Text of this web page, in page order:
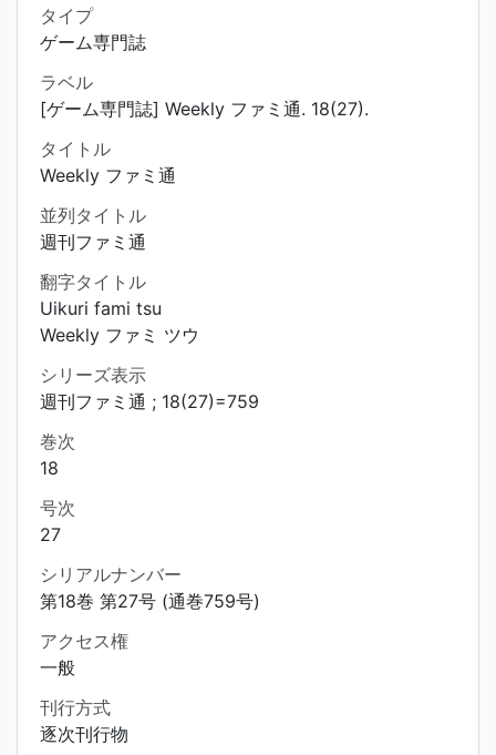
タイプ
ゲーム専門誌
ラベル
[ゲーム専門誌] Weekly ファミ通. 18(27).
タイトル
Weekly ファミ通
並列タイトル
週刊ファミ通
翻字タイトル
Uikuri fami tsu
Weekly ファミ ツウ
シリーズ表示
週刊ファミ通 ; 18(27)=759
巻次
18
号次
27
シリアルナンバー
第18巻 第27号 (通巻759号)
アクセス権
一般
刊行方式
逐次刊行物